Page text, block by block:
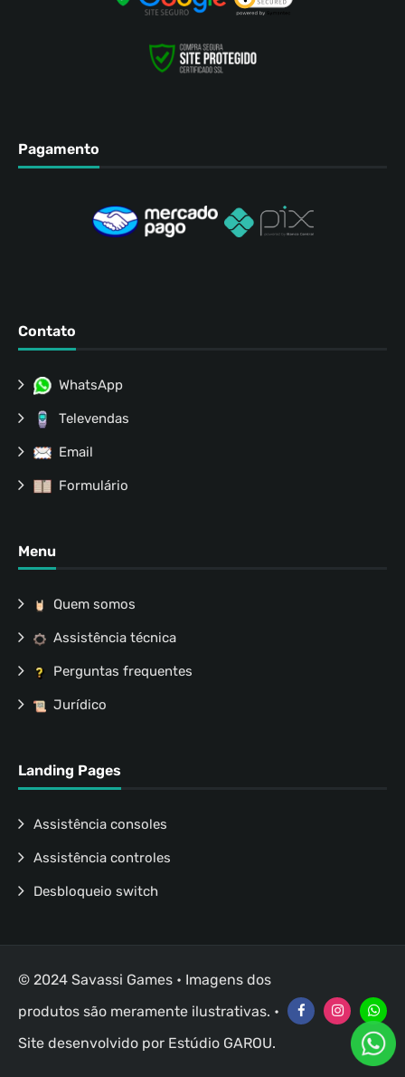
Pagamento
Contato
WhatsApp
Televendas
Email
Formulário
Menu
Quem somos
Assistência técnica
Perguntas frequentes
Jurídico
Landing Pages
Assistência consoles
Assistência controles
Desbloqueio switch
© 2024 Savassi Games • Imagens dos
produtos são meramente ilustrativas. •
Site desenvolvido por Estúdio GAROU.